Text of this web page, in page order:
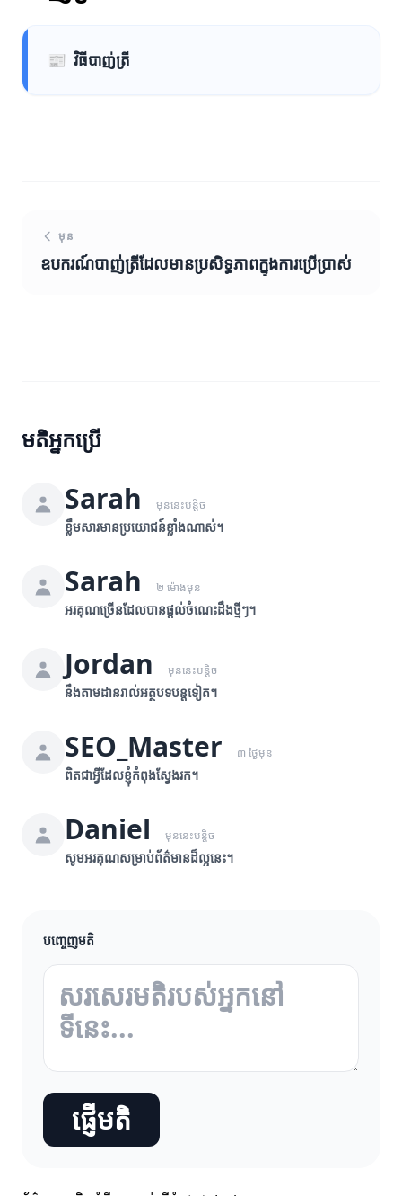
📰 វិធីបាញ់ត្រី
មុន
ឧបករណ៍បាញ់ត្រីដែលមានប្រសិទ្ធភាពក្នុងការប្រើប្រាស់
មតិអ្នកប្រើ
Sarah មុននេះបន្តិច
ខ្លឹមសារមានប្រយោជន៍ខ្លាំងណាស់។
Sarah ២ ម៉ោងមុន
អរគុណច្រើនដែលបានផ្តល់ចំណេះដឹងថ្មីៗ។
Jordan មុននេះបន្តិច
នឹងតាមដានរាល់អត្ថបទបន្តទៀត។
SEO_Master ៣ ថ្ងៃមុន
ពិតជាអ្វីដែលខ្ញុំកំពុងស្វែងរក។
Daniel មុននេះបន្តិច
សូមអរគុណសម្រាប់ព័ត៌មានដ៏ល្អនេះ។
បញ្ចេញមតិ
ផ្ញើមតិ